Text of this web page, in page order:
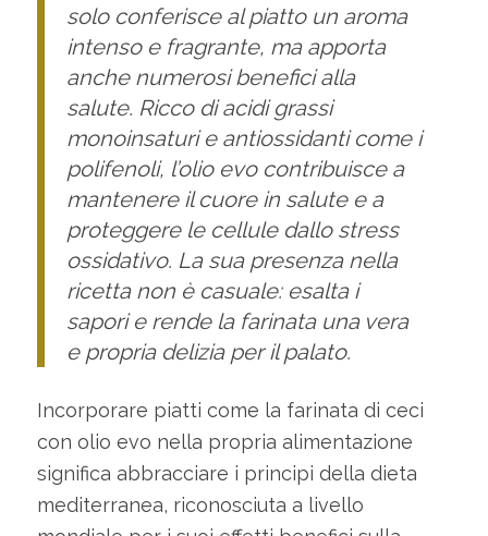
solo conferisce al piatto un aroma
intenso e fragrante, ma apporta
anche numerosi benefici alla
salute. Ricco di acidi grassi
monoinsaturi e antiossidanti come i
polifenoli, l’olio evo contribuisce a
mantenere il cuore in salute e a
proteggere le cellule dallo stress
ossidativo. La sua presenza nella
ricetta non è casuale: esalta i
sapori e rende la farinata una vera
e propria delizia per il palato.
Incorporare piatti come la farinata di ceci
con olio evo nella propria alimentazione
significa abbracciare i principi della dieta
mediterranea, riconosciuta a livello